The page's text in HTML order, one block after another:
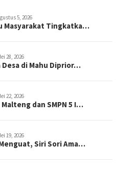
5, 2026
Masyarakat Tingkatka…
28, 2026
Desa di Mahu Diprior…
22, 2026
Malteng dan SMPN 5 I…
19, 2026
Siri Sori Ama…